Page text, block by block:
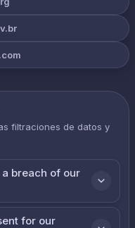
filtraciones de datos y
breach of our
for our